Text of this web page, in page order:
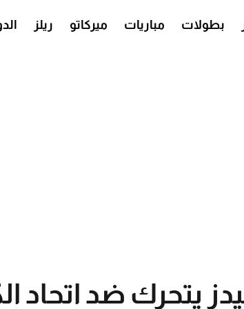
بطولات مباريات ميركاتو ريلز
يتحرك ضد اتحاد